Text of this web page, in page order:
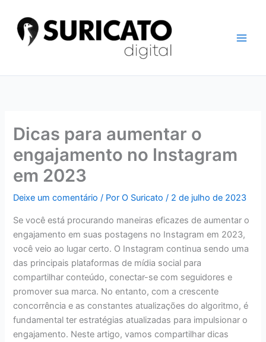
conteúdo
Dicas para aumentar o
engajamento no Instagram
em 2023
Deixe um comentário / PorO Suricato/ 2 de julho de 2023
Se você está procurando maneiras eficazes de aumentar o
engajamento em suas postagens no Instagram em 2023,
você veio ao lugar certo. O Instagram continua sendo uma
das principais plataformas de mídia social para
compartilhar conteúdo, conectar-se com seguidores e
promover sua marca. No entanto, com a crescente
concorrência e as constantes atualizações do algoritmo, é
fundamental ter estratégias atualizadas para impulsionar o
engajamento. Neste artigo, vamos compartilhar dicas